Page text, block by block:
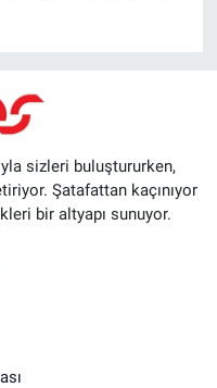
sizleri buluştururken,
Şatafattan kaçınıyor
bir altyapı sunuyor.